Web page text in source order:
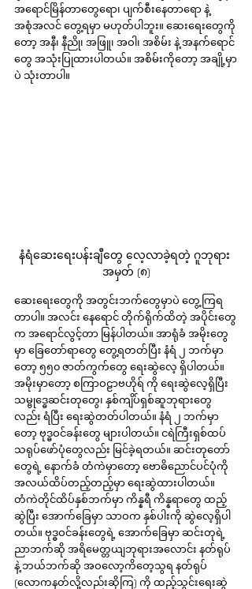
အရောင်မြိန်တာတွေရော၊ ပျက်စီးနေတာရော နဲ့
အစုံအလင် တွေ့ရမှာ မဟုတ်ပါဘူး။ ဆေးရေးတွေကို
တော့ အနီ၊ နီညို၊ အဖြူ၊ အဝါ၊ အစိမ်း နဲ့ အနက်ရောင်
တွေ အသုံးပြုထားပါတယ်။ အစိမ်းကိုတော့ အချို့မှာ
ပဲ သုံးတာပါ။
နံရံဆေးရေးပန်းချီတွေ လေ့လာခဲ့ရတဲ့ ဂူဘုရား
အမှတ် (၈)
ဆေးရေးတွေကို အတွင်းဘက်တွေမှာပဲ တွေ့ကြရ
တာပါ။ အလင်း နေရောင် တိုက်ရိုက်ထိတဲ့ အပိုင်းတွေ
က အရောင်လွင့်တာ မြန်ပါတယ်။ အာရုံခံ အမိုးတွေ
မှာ ခြေတော်ရာတွေ တွေ့ရတတ်ပြီး နံရံ ၂ ဘက်မှာ
တော့ ၅၅၀ ဇာတ်ကွက်တွေ ရေးဆွဲလေ့ ရှိပါတယ်။
အမိုးမှာတော့ စကြာဝဠာဗဟိုရ် ကို ရေးဆွဲလေ့ရှိပြီး
သမ္ဗုဒ္ဓေဆင်းတုတွေ၊ နှစ်ကျိပ်ရှစ်ဆူဘုရားတွေ
လည်း ရံပြီး ရေးဆွဲတတ်ပါတယ်။ နံရံ ၂ ဘက်မှာ
တော့ ဗုဒ္ဓဝင်ခန်းတွေ များပါတယ်။ ငရဲကြီးရှစ်ထပ်
သရုပ်ဖော်ပုံတွေလည်း မြင်ခဲ့ရတယ်။ ဆင်းတုတော်
တွေရဲ့ နောက်ခံ တံကဲမှာတော့ ဗောဓိညောင်ပင်ပုံကို
အလယ်ထိပ်တည့်တည့်မှာ ရေးဆွဲထားပါတယ်။
တံကဲတိုင်ထိပ်နှစ်ဘက်မှာ ကိန္နရီ ကိန္နရာတွေ ထည့်
ဆွဲပြီး အောက်ခြေမှာ သာဝက နှစ်ပါးကို ဆွဲလေ့ရှိပါ
တယ်။ ဗုဒ္ဓဝင်ခန်းတွေရဲ့ အောက်ခြေမှာ ဆင်းတုရဲ့
ညာဘက်ဆို အရိမေတ္တယျဘုရားအလောင်း နတ်ရုပ်
နဲ့ ဘယ်ဘက်ဆို အဝလော့ကိတေ့သွရ နတ်ရုပ်
(လောကနတ်လို့လည်းဆိုကြ) ကို ထည့်သွင်းရေးဆွဲ